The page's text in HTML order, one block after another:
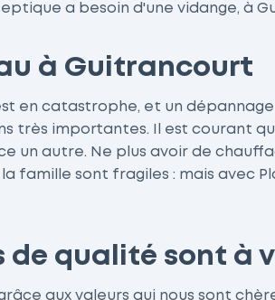
a besoin d'une vidange, à
à Guitrancourt
en catastrophe, et un
très importantes. Il est courant
un autre. Ne plus avoir de
famille sont fragiles : mais avec
de qualité sont à
aux valeurs qui nous sont